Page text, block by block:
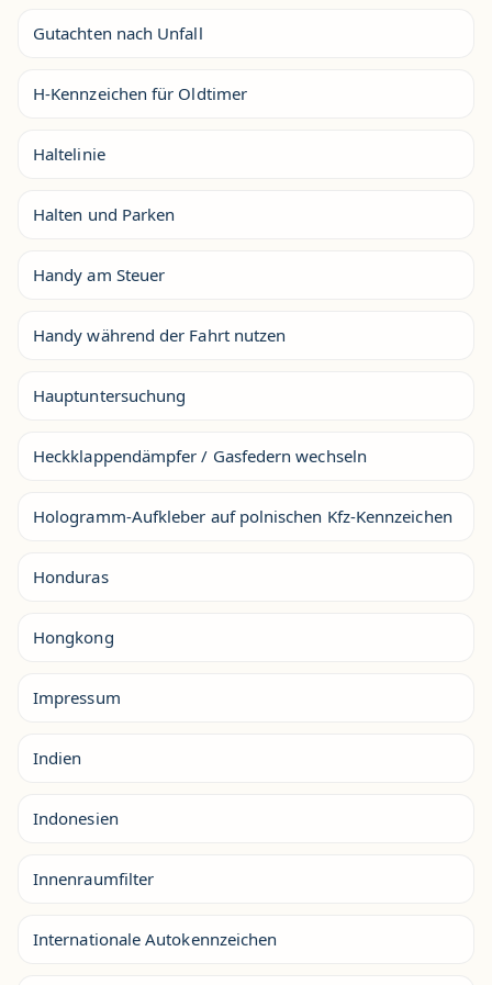
Gutachten nach Unfall
H-Kennzeichen für Oldtimer
Haltelinie
Halten und Parken
Handy am Steuer
Handy während der Fahrt nutzen
Hauptuntersuchung
Heckklappendämpfer / Gasfedern wechseln
Hologramm-Aufkleber auf polnischen Kfz-Kennzeichen
Honduras
Hongkong
Impressum
Indien
Indonesien
Innenraumfilter
Internationale Autokennzeichen